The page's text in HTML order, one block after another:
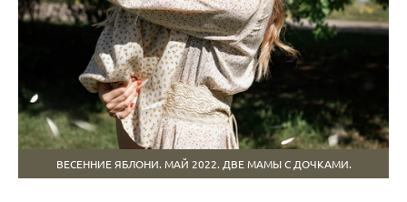
ВЕСЕННИЕ ЯБЛОНИ. МАЙ 2022. ДВЕ МАМЫ С ДОЧКАМИ.